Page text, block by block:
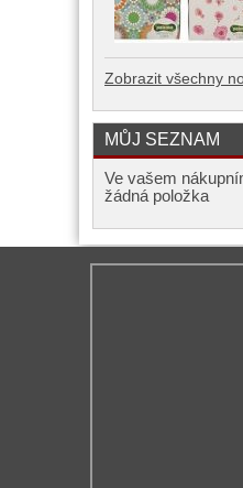
Zobrazit všechny
MŮJ SEZNAM
Ve vašem
žádná položka